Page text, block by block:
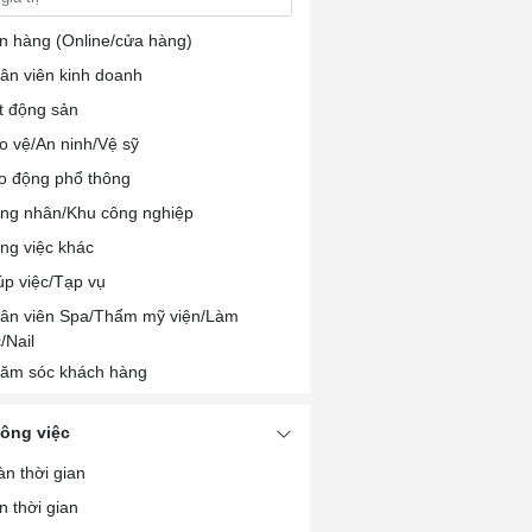
hàng (Online/cửa hàng)
viên kinh doanh
động sản
vệ/An ninh/Vệ sỹ
động phổ thông
nhân/Khu công nghiệp
việc khác
việc/Tạp vụ
viên Spa/Thẩm mỹ viện/Làm
Nail
sóc khách hàng
viên chế biến/Đóng gói thực phẩm
viên nhà hàng/khách sạn
bếp/Pha chế
việc
thời gian
thời gian